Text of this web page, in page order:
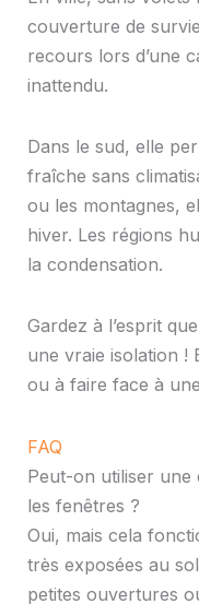
couverture de
recours lors d’une
inattendu.
Dans le sud, elle
fraîche sans
ou les montagnes,
hiver. Les régions
la condensation.
Gardez à l’esprit
une vraie isolation !
ou à faire face à
FAQ
Peut-on utiliser
les fenêtres ?
Oui, mais cela
très exposées au
petites ouvertures